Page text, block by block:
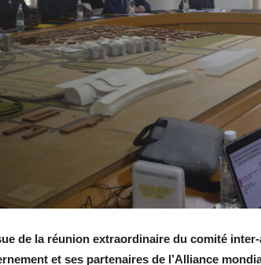
de la réunion extraordinaire du comité
et ses partenaires de l’Alliance